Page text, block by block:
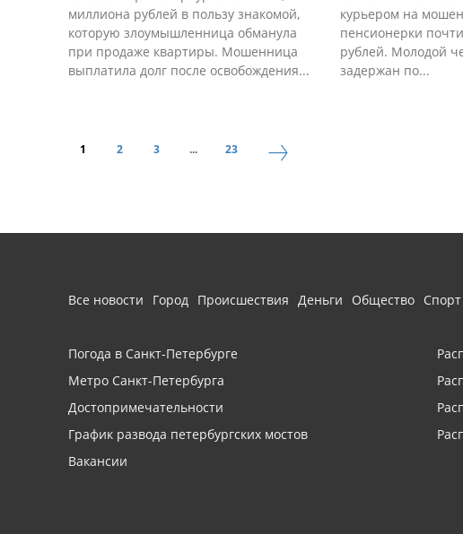
миллиона рублей в пользу знакомой,
которую злоумышленница обманула
при продаже квартиры. Мошенница
выплатила долг после освобождения...
курьером на
пенсионерки
рублей. Молодой
задержан по...
1 2 3 ... 23
Все новости Город Происшествия Деньги Общество Спорт
Погода в Санкт-Петербурге
Метро Санкт-Петербурга
Достопримечательности
График развода петербургских мостов
Вакансии